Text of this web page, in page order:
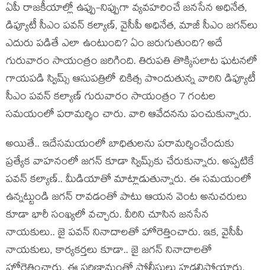
ఏపీ రాజ‌కీయాల్లో ఉప్పు-నిప్పుగా వ్య‌వ‌హ‌రించే జ‌న‌సేన అధినేత‌,
డిప్యూటీ సీఎం ప‌వ‌న్ క‌ల్యాణ్‌, వైసీపీ అధినేత‌, మాజీ సీఎం జ‌గ‌న్‌లు
ఎదురు ప‌డితే ఎలా ఉంటుంది? ఏం జ‌రుగుతుంది? అదే
గురువారం సాయంత్రం జ‌రిగింది. తిరుప‌తి తొక్కిస‌లాట ఘ‌ట‌న‌లో
గాయ‌ప‌డి స్విమ్స్ ఆసుప‌త్రిలో చికిత్స పొందుతున్న వారిని డిప్యూటీ
సీఎం ప‌వ‌న్ క‌ల్యాణ్ గురువారం సాయంత్రం 7 గంట‌ల
స‌మ‌యంలో ప‌రామ‌ర్శిం చారు. వారి ఆవేద‌న‌ను పంచుకున్నారు.
అయితే.. ఇదేస‌మ‌యంలో బాధితుల‌ను ప‌రామ‌ర్శించేందుకు
ప్ర‌త్యేక వాహ‌నంలో జ‌గ‌న్ కూడా స్విమ్స్‌కు చేరుకున్నారు. అప్ప‌టికే
ప‌వ‌న్ క‌ల్యాణ్‌.. మీడియాతో మాట్లాడుతున్నారు. ఈ స‌మ‌యంలో
ఉన్న‌ట్టుండి జ‌గ‌న్ రావ‌డంతో పాటు ఆయ‌న వెంట అనుచ‌రులు
కూడా భారీ సంఖ్య‌లో వ‌చ్చారు. వీరిని చూసిన జ‌న‌సేన
నాయ‌కులు.. జై ప‌వ‌న్ నినాదాల‌తో హోరెత్తించారు. ఇక‌, వైసీపీ
నాయ‌కులు, కార్య‌క‌ర్త‌లు కూడా.. జై జ‌గ‌న్ నినాదాల‌తో